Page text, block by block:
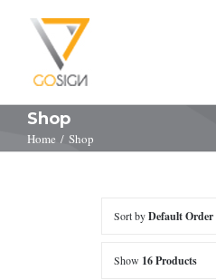
Shop
Home / Shop
Sort byDefault Order
Show 16 Products